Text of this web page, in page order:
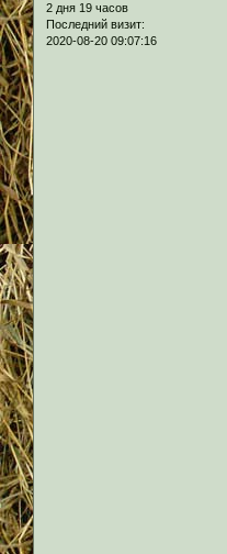
2 дня 19 часов
Последний визит:
2020-08-20 09:07:16